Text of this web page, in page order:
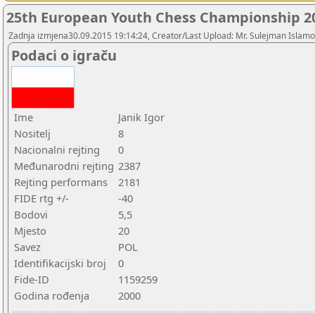
25th European Youth Chess Championship
Zadnja izmjena30.09.2015 19:14:24, Creator/Last Upload: Mr. Sulejman
Podaci o igraču
Ime
Janik Igor
Nositelj
8
Nacionalni rejting
0
Međunarodni rejting 2387
Rejting performans
2181
FIDE rtg +/-
-40
Bodovi
5,5
Mjesto
20
Savez
POL
Identifikacijski broj
0
Fide-ID
1159259
Godina rođenja
2000